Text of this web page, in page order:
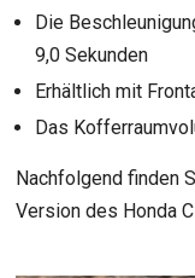
Die
9,0 Sekunden
Erhältlich mit
Das
Nachfolgend finden
Version des Honda